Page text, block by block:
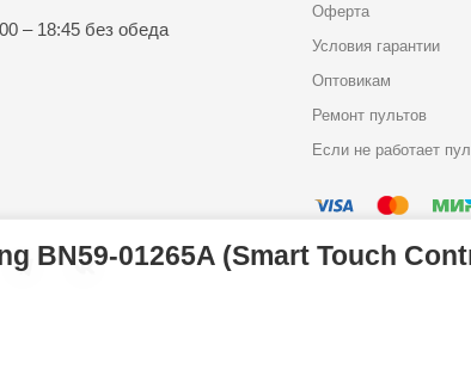
BN59-01265A (Smart Touch
– 18:45 без обеда
Оферта
Условия гарантии
Оптовикам
Ремонт пультов
Если не работает